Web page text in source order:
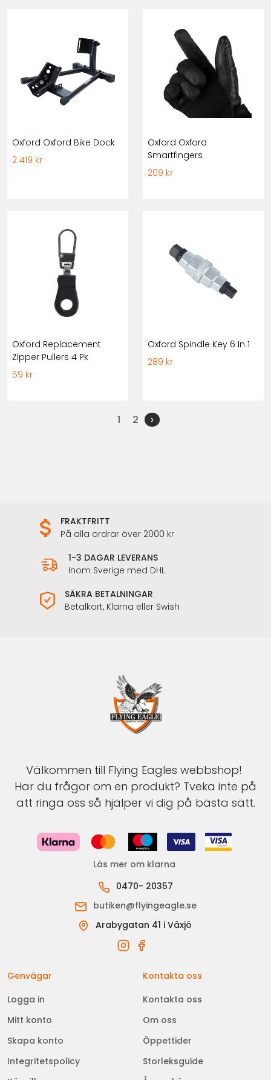
Oxford Oxford Bike Dock
2 419 kr
Oxford Oxford
Smartfingers
209 kr
Oxford Replacement
Zipper Pullers 4 Pk
59 kr
Oxford Spindle Key 6 In 1
289 kr
1 2 ›
FRAKTFRITT
På alla ordrar över 2000 kr
1-3 DAGAR LEVERANS
Inom Sverige med DHL
SÄKRA BETALNINGAR
Betalkort, Klarna eller Swish
Välkommen till Flying Eagles webbshop!
Har du frågor om en produkt? Tveka inte på
att ringa oss så hjälper vi dig på bästa sätt.
Läs mer om klarna
0470- 20357
butiken@flyingeagle.se
Arabygatan 41 i Växjö
Genvägar
Logga in
Mitt konto
Skapa konto
Integritetspolicy
Kontakta oss
Kontakta oss
Om oss
Öppettider
Storleksguide